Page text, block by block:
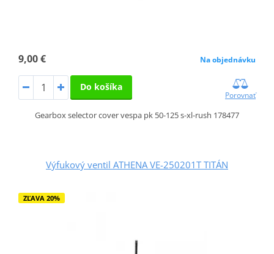
9,00 € Na objednávku
Do košíka
Porovnať
Gearbox selector cover vespa pk 50-125 s-xl-rush 178477
Výfukový ventil ATHENA VE-250201T TITÁN
ZĽAVA 20%